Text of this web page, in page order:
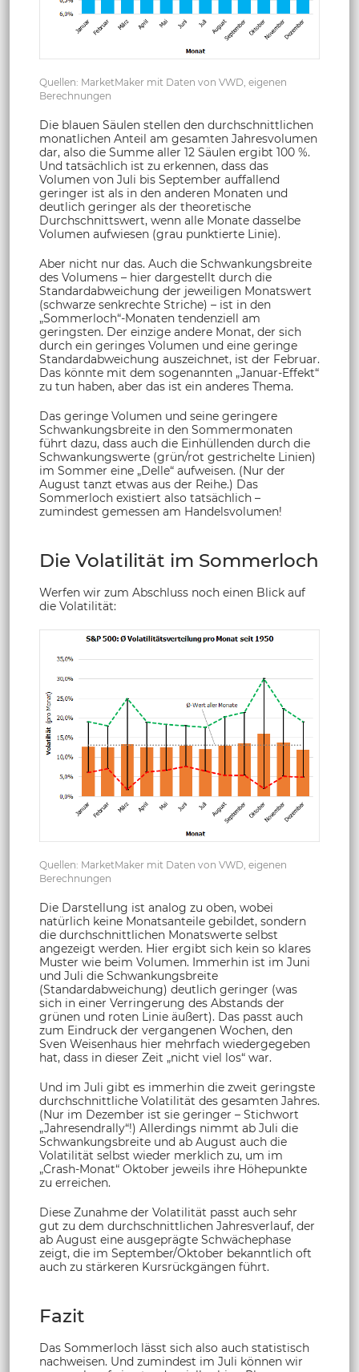
Quellen: MarketMaker mit Daten von VWD, eigenen
Berechnungen
Die blauen Säulen stellen den durchschnittlichen
monatlichen Anteil am gesamten Jahresvolumen
dar, also die Summe aller 12 Säulen ergibt 100 %.
Und tatsächlich ist zu erkennen, dass das
Volumen von Juli bis September auffallend
geringer ist als in den anderen Monaten und
deutlich geringer als der theoretische
Durchschnittswert, wenn alle Monate dasselbe
Volumen aufwiesen (grau punktierte Linie).
Aber nicht nur das. Auch die Schwankungsbreite
des Volumens – hier dargestellt durch die
Standardabweichung der jeweiligen Monatswert
(schwarze senkrechte Striche) – ist in den
„Sommerloch“-Monaten tendenziell am
geringsten. Der einzige andere Monat, der sich
durch ein geringes Volumen und eine geringe
Standardabweichung auszeichnet, ist der Februar.
Das könnte mit dem sogenannten „Januar-Effekt“
zu tun haben, aber das ist ein anderes Thema.
Das geringe Volumen und seine geringere
Schwankungsbreite in den Sommermonaten
führt dazu, dass auch die Einhüllenden durch die
Schwankungswerte (grün/rot gestrichelte Linien)
im Sommer eine „Delle“ aufweisen. (Nur der
August tanzt etwas aus der Reihe.) Das
Sommerloch existiert also tatsächlich –
zumindest gemessen am Handelsvolumen!
Die Volatilität im Sommerloch
Werfen wir zum Abschluss noch einen Blick auf
die Volatilität:
Quellen: MarketMaker mit Daten von VWD, eigenen
Berechnungen
Die Darstellung ist analog zu oben, wobei
natürlich keine Monatsanteile gebildet, sondern
die durchschnittlichen Monatswerte selbst
angezeigt werden. Hier ergibt sich kein so klares
Muster wie beim Volumen. Immerhin ist im Juni
und Juli die Schwankungsbreite
(Standardabweichung) deutlich geringer (was
sich in einer Verringerung des Abstands der
grünen und roten Linie äußert). Das passt auch
zum Eindruck der vergangenen Wochen, den
Sven Weisenhaus hier mehrfach wiedergegeben
hat, dass in dieser Zeit „nicht viel los“ war.
Und im Juli gibt es immerhin die zweit geringste
durchschnittliche Volatilität des gesamten Jahres.
(Nur im Dezember ist sie geringer – Stichwort
„Jahresendrally“!) Allerdings nimmt ab Juli die
Schwankungsbreite und ab August auch die
Volatilität selbst wieder merklich zu, um im
„Crash-Monat“ Oktober jeweils ihre Höhepunkte
zu erreichen.
Diese Zunahme der Volatilität passt auch sehr
gut zu dem durchschnittlichen Jahresverlauf, der
ab August eine ausgeprägte Schwächephase
zeigt, die im September/Oktober bekanntlich oft
auch zu stärkeren Kursrückgängen führt.
Fazit
Das Sommerloch lässt sich also auch statistisch
nachweisen. Und zumindest im Juli können wir